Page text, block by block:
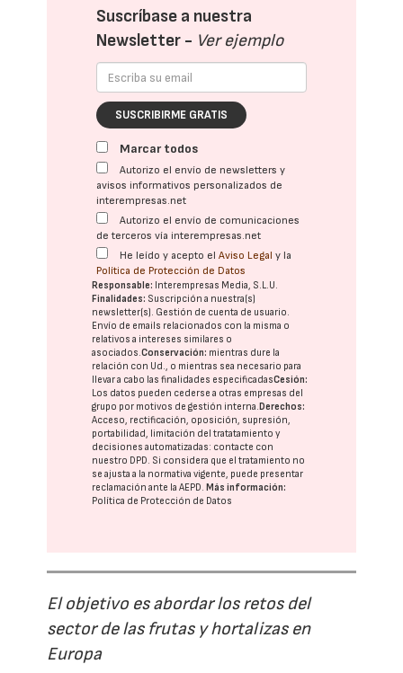
Suscríbase a nuestra
Newsletter - Ver ejemplo
SUSCRIBIRME GRATIS
Marcar todos
Autorizo el envío de newsletters y
avisos informativos personalizados de
interempresas.net
Autorizo el envío de comunicaciones
de terceros vía interempresas.net
He leído y acepto elAviso Legal y la
Política de Protección de Datos
Responsable: Interempresas Media, S.L.U.
Finalidades: Suscripción a nuestra(s)
newsletter(s). Gestión de cuenta de usuario.
Envío de emails relacionados con la misma o
relativos a intereses similares o
asociados.Conservación: mientras dure la
relación con Ud., o mientras sea necesario para
llevar a cabo las finalidades especificadasCesión:
Los datos pueden cederse a otras empresas del
grupo por motivos de gestión interna. Derechos:
Acceso, rectificación, oposición, supresión,
portabilidad, limitación del tratatamiento y
decisiones automatizadas: contacte con
nuestro DPD. Si considera que el tratamiento no
se ajusta a la normativa vigente, puede presentar
reclamación ante laAEPD. Más información:
Política de Protección de Datos
El objetivo es abordar los retos del
sector de las frutas y hortalizas en
Europa